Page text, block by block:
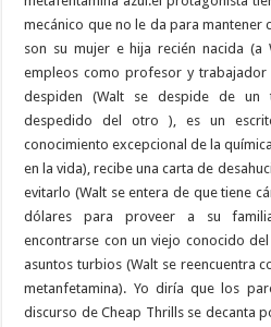
mecánico que no le da para mantener
son su mujer e hija recién nacida
empleos como profesor y trabajador
despiden (Walt se despide de un
despedido del otro ), es un
conocimiento excepcional de la
en la vida), recibe una carta de
evitarlo (Walt se entera de que tiene
dólares para proveer a su
encontrarse con un viejo conocido
asuntos turbios (Walt se reencuentra
metanfetamina). Yo diría que los
discurso de Cheap Thrills se decanta